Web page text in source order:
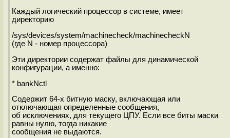
Каждый логический процессор в системе, имеет
директорию
/sys/devices/system/machinecheck/machinecheckN
(где N - номер процессора)
Эти директории содержат файлы для динамической
конфигурации, а именно:
* bankNctl
Содержит 64-х битную маску, включающая или
отключающая определенные сообщения,
об исключениях, для текущего ЦПУ. Если все биты маски
равны нулю, тогда никакие
сообщения не выдаются.